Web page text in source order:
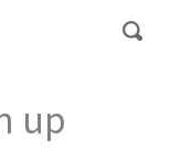
up